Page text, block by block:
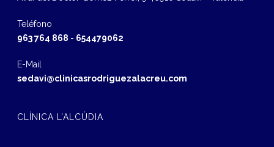
Teléfono
963 764 868 - 654479062
E-Mail
sedavi@clinicasrodriguezalacreu.com
CLÍNICA L’ALCÚDIA